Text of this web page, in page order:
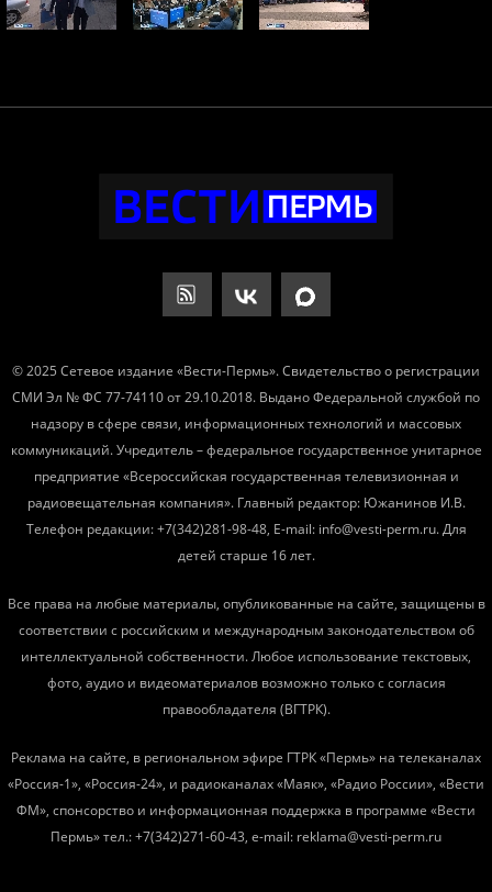
© 2025 Сетевое издание «Вести-Пермь». Свидетельство о регистрации
СМИ Эл № ФС 77-74110 от 29.10.2018. Выдано Федеральной службой по
надзору в сфере связи, информационных технологий и массовых
коммуникаций. Учредитель – федеральное государственное унитарное
предприятие «Всероссийская государственная телевизионная и
радиовещательная компания». Главный редактор: Южанинов И.В.
Телефон редакции: +7(342)281-98-48, E-mail: info@vesti-perm.ru. Для
детей старше 16 лет.
Все права на любые материалы, опубликованные на сайте, защищены в
соответствии с российским и международным законодательством об
интеллектуальной собственности. Любое использование текстовых,
фото, аудио и видеоматериалов возможно только с согласия
правообладателя (ВГТРК).
Реклама на сайте, в региональном эфире ГТРК «Пермь» на телеканалах
«Россия-1», «Россия-24», и радиоканалах «Маяк», «Радио России», «Вести
ФМ», спонсорство и информационная поддержка в программе «Вести
Пермь» тел.: +7(342)271-60-43, e-mail: reklama@vesti-perm.ru